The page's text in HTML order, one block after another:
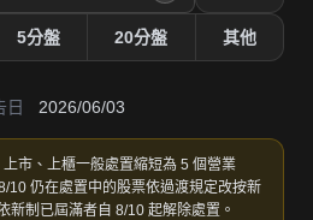
5分盤 20分盤 其他
日 2026/06/03
上市、上櫃一般處置縮短為 5 個營業
10 仍在處置中的股票依過渡規定改按新
新制已屆滿者自 8/10 起解除處置。